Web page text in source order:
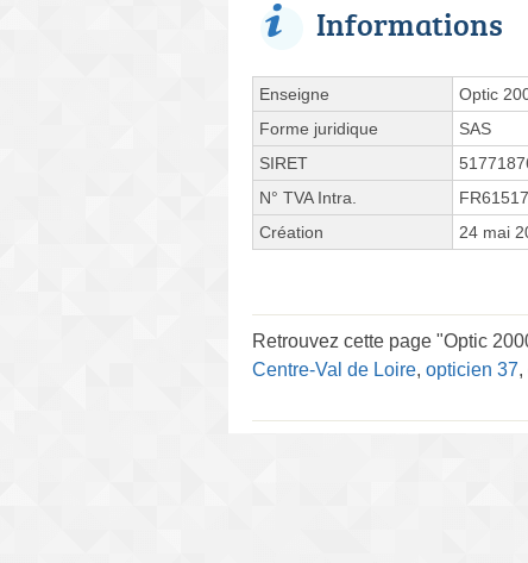
Informations
Enseigne
Optic
Forme juridique
SAS
SIRET
N° TVA Intra.
Création
24 mai
Retrouvez cette page "Optic
Centre-Val de Loire, opticien 37,